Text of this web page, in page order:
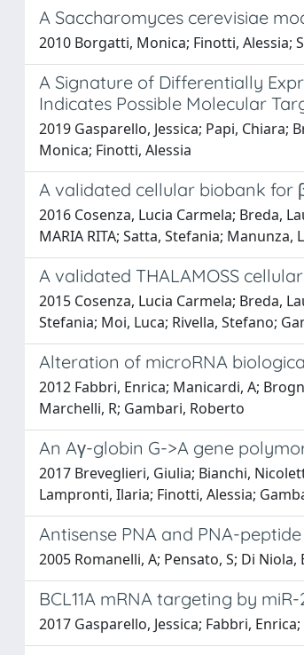
A Saccharomyces cerevisiae
2010 Borgatti, Monica; Finotti, Alessia;
A Signature of Differentially
Indicates Possible Molecular
2019 Gasparello, Jessica; Papi,
Monica; Finotti, Alessia
A validated cellular biobank for
2016 Cosenza, Lucia Carmela; Breda,
MARIA RITA; Satta, Stefania;
A validated THALAMOSS
2015 Cosenza, Lucia Carmela; Breda,
Stefania; Moi, Luca; Rivella, Stefano;
Alteration of microRNA
2012 Fabbri, Enrica; Manicardi, A;
Marchelli, R; Gambari, Roberto
An Aγ-globin G->A gene
2017 Breveglieri, Giulia; Bianchi,
Lampronti, Ilaria; Finotti, Alessia;
Antisense PNA and PNA-
2005 Romanelli, A; Pensato, S; Di
BCL11A mRNA targeting by
2017 Gasparello, Jessica; Fabbri,